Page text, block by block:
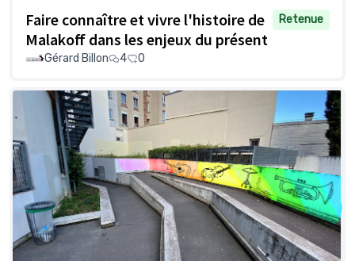
Faire connaître et vivre l'histoire de
Malakoff dans les enjeux du présent
Retenue
Gérard Billon 4 0